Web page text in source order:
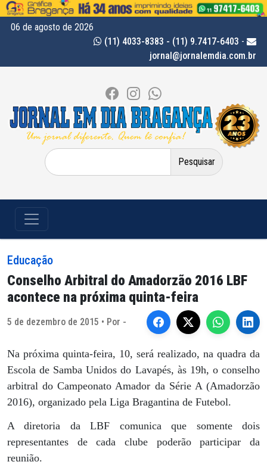
06 de agosto de 2026
(11) 4033-8383 - (11) 9.7417-6403 -
jornal@jornalemdia.com.br
Pesquisar
por:
Educação
Conselho Arbitral do Amadorzão 2016 LBF
acontece na próxima quinta-feira
5 de dezembro de 2015 • Por -
Na próxima quinta-feira, 10, será realizado, na quadra da
Escola de Samba Unidos do Lavapés, às 19h, o conselho
arbitral do Campeonato Amador da Série A (Amadorzão
2016), organizado pela Liga Bragantina de Futebol.
A diretoria da LBF comunica que somente dois
representantes de cada clube poderão participar da
reunião.